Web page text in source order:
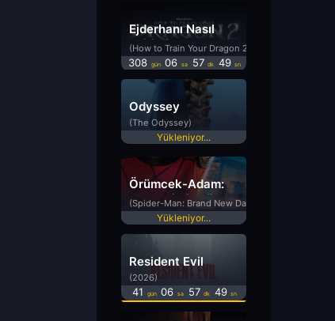
Ejderhanı Nasıl
Eğitirsin 2
(How to Train Your Dragon 2)
308 gün 06 sa 57 dk 49 sn
Odyssey
(The Odyssey)
Yükleniyor...
Örümcek-Adam:
Yepyeni Bir Gün
(Spider-Man: Brand New Day)
Yükleniyor...
Resident Evil
(2026)
41 gün 06 sa 57 dk 49 sn